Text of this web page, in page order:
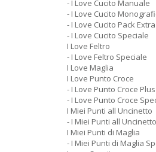
- I Love Cucito Manuale
- I Love Cucito
- I Love Cucito Pack Extra
- I Love Cucito Speciale
I Love Feltro
- I Love Feltro Speciale
I Love Maglia
I Love Punto Croce
- I Love Punto Croce Plus
- I Love Punto Croce
I Miei Punti all Uncinetto
- I Miei Punti all
I Miei Punti di Maglia
- I Miei Punti di Maglia